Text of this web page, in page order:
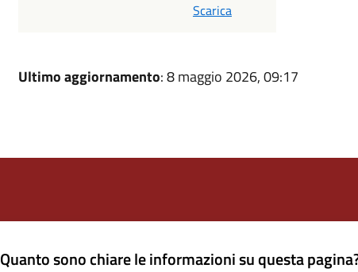
Scarica
Ultimo aggiornamento: 8 maggio 2026, 09:17
Quanto sono chiare le informazioni su questa